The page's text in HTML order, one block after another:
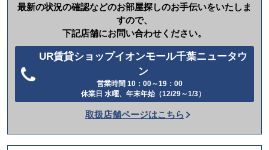
最新の状況の確認などのお部屋探しのお手伝いをいたしま
すので、
下記店舗にお問い合わせください。
UR賃貸ショップイオンモール千葉ニュータウ
ン
営業時間 10：00～19：00
休業日 水曜、年末年始（12/29～1/3）
取扱店舗ページはこちら